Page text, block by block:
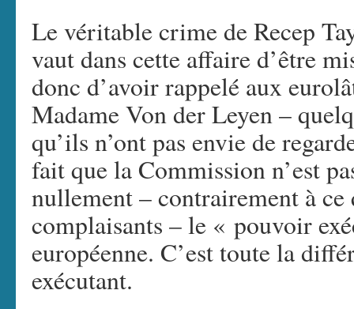
Le véritable crime de Recep
vaut dans cette affaire d’être
donc d’avoir rappelé aux
Madame Von der Leyen –
qu’ils n’ont pas envie de
fait que la Commission n’est
nullement – contrairement à
complaisants – le « pouvoir
européenne. C’est toute la
exécutant.